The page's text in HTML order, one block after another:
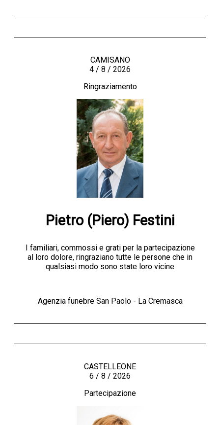
CAMISANO
4 / 8 / 2026
Ringraziamento
Pietro (Piero) Festini
I familiari, commossi e grati per la partecipazione
al loro dolore, ringraziano tutte le persone che in
qualsiasi modo sono state loro vicine
Agenzia funebre San Paolo - La Cremasca
CASTELLEONE
6 / 8 / 2026
Partecipazione